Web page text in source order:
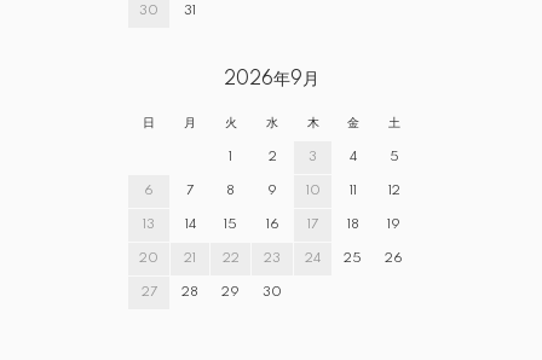
30 31
2026年9月
日 月 火 水 木 金 土
1 2 3 4 5
6 7 8 9 10 11 12
13 14 15 16 17 18 19
20 21 22 23 24 25 26
27 28 29 30